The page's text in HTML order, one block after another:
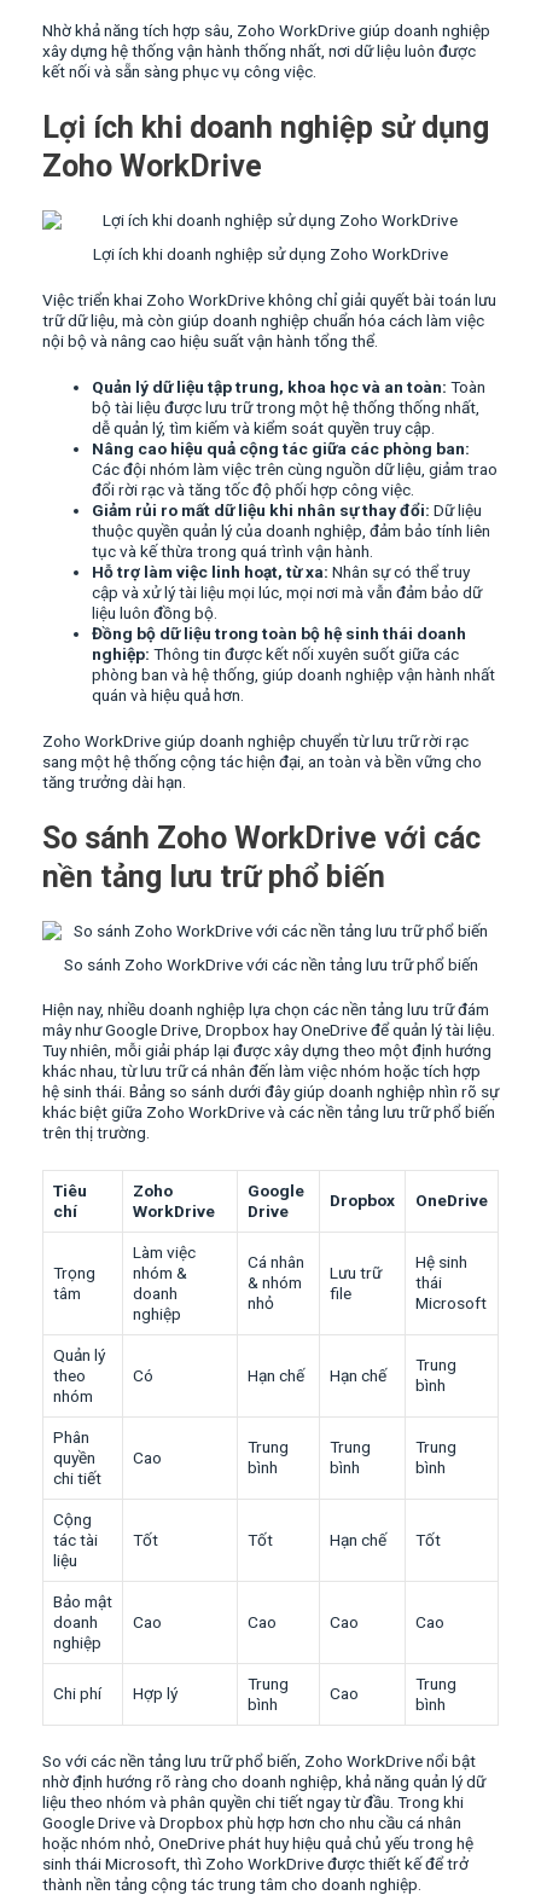
Nhờ khả năng tích hợp sâu, Zoho WorkDrive giúp doanh nghiệp
xây dựng hệ thống vận hành thống nhất, nơi dữ liệu luôn được
kết nối và sẵn sàng phục vụ công việc.
Lợi ích khi doanh nghiệp sử dụng
Zoho WorkDrive
Lợi ích khi doanh nghiệp sử dụng Zoho WorkDrive
Việc triển khai Zoho WorkDrive không chỉ giải quyết bài toán lưu
trữ dữ liệu, mà còn giúp doanh nghiệp chuẩn hóa cách làm việc
nội bộ và nâng cao hiệu suất vận hành tổng thể.
Quản lý dữ liệu tập trung, khoa học và an toàn: Toàn
bộ tài liệu được lưu trữ trong một hệ thống thống nhất,
dễ quản lý, tìm kiếm và kiểm soát quyền truy cập.
Nâng cao hiệu quả cộng tác giữa các phòng ban:
Các đội nhóm làm việc trên cùng nguồn dữ liệu, giảm trao
đổi rời rạc và tăng tốc độ phối hợp công việc.
Giảm rủi ro mất dữ liệu khi nhân sự thay đổi: Dữ liệu
thuộc quyền quản lý của doanh nghiệp, đảm bảo tính liên
tục và kế thừa trong quá trình vận hành.
Hỗ trợ làm việc linh hoạt, từ xa: Nhân sự có thể truy
cập và xử lý tài liệu mọi lúc, mọi nơi mà vẫn đảm bảo dữ
liệu luôn đồng bộ.
Đồng bộ dữ liệu trong toàn bộ hệ sinh thái doanh
nghiệp: Thông tin được kết nối xuyên suốt giữa các
phòng ban và hệ thống, giúp doanh nghiệp vận hành nhất
quán và hiệu quả hơn.
Zoho WorkDrive giúp doanh nghiệp chuyển từ lưu trữ rời rạc
sang một hệ thống cộng tác hiện đại, an toàn và bền vững cho
tăng trưởng dài hạn.
So sánh Zoho WorkDrive với các
nền tảng lưu trữ phổ biến
So sánh Zoho WorkDrive với các nền tảng lưu trữ phổ biến
Hiện nay, nhiều doanh nghiệp lựa chọn các nền tảng lưu trữ đám
mây như Google Drive, Dropbox hay OneDrive để quản lý tài liệu.
Tuy nhiên, mỗi giải pháp lại được xây dựng theo một định hướng
khác nhau, từ lưu trữ cá nhân đến làm việc nhóm hoặc tích hợp
hệ sinh thái. Bảng so sánh dưới đây giúp doanh nghiệp nhìn rõ sự
khác biệt giữa Zoho WorkDrive và các nền tảng lưu trữ phổ biến
trên thị trường.
Tiêu
chí
Zoho
WorkDrive
Google
Drive
Dropbox OneDrive
Trọng
tâm
Làm việc
nhóm &
doanh
nghiệp
Cá nhân
& nhóm
nhỏ
Lưu trữ
file
Hệ sinh
thái
Microsoft
Quản lý
theo
nhóm
Có Hạn chế Hạn chế
Trung
bình
Phân
quyền
chi tiết
Cao
Trung
bình
Trung
bình
Trung
bình
Cộng
tác tài
liệu
Tốt Tốt Hạn chế Tốt
Bảo mật
doanh
nghiệp
Cao Cao Cao Cao
Chi phí Hợp lý
Trung
bình
Cao
Trung
bình
So với các nền tảng lưu trữ phổ biến, Zoho WorkDrive nổi bật
nhờ định hướng rõ ràng cho doanh nghiệp, khả năng quản lý dữ
liệu theo nhóm và phân quyền chi tiết ngay từ đầu. Trong khi
Google Drive và Dropbox phù hợp hơn cho nhu cầu cá nhân
hoặc nhóm nhỏ, OneDrive phát huy hiệu quả chủ yếu trong hệ
sinh thái Microsoft, thì Zoho WorkDrive được thiết kế để trở
thành nền tảng cộng tác trung tâm cho doanh nghiệp.